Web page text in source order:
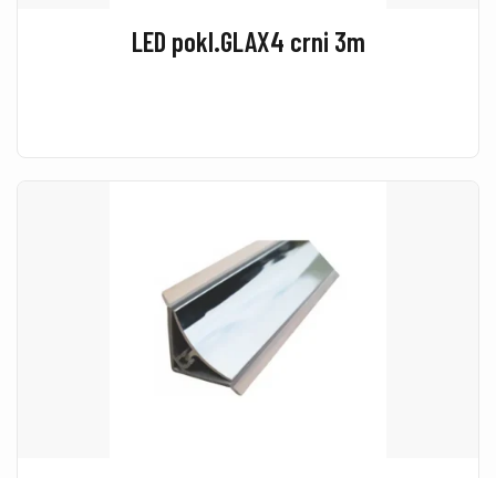
LED pokl.GLAX4 crni 3m